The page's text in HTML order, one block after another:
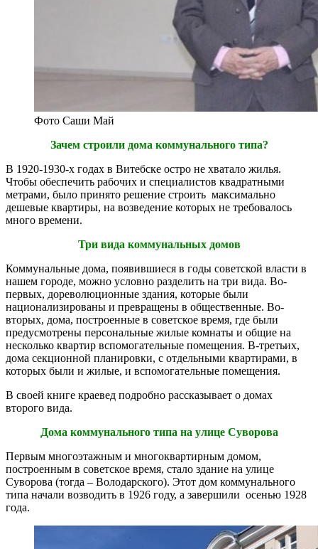
Фото Саши Май
Зачем строили дома коммунального типа?
В 1920-1930-х годах в Витебске остро не хватало жилья.
Чтобы обеспечить рабочих и специалистов квадратными
метрами, было принято решение строить максимально
дешевые квартиры, на возведение которых не требовалось
много времени.
Три вида коммунальных домов
Коммунальные дома, появившиеся в годы советской власти в
нашем городе, можно условно разделить на три вида. Во-
первых, дореволюционные здания, которые были
национализированы и превращены в общественные. Во-
вторых, дома, построенные в советское время, где были
предусмотрены персональные жилые комнаты и общие на
несколько квартир вспомогательные помещения. В-третьих,
дома секционной планировки, с отдельными квартирами, в
которых были и жилые, и вспомогательные помещения.
В своей книге краевед подробно рассказывает о домах
второго вида.
Дома коммунального типа на улице Суворова
Первым многоэтажным и многоквартирным домом,
построенным в советское время, стало здание на улице
Суворова (тогда – Володарского). Этот дом коммунального
типа начали возводить в 1926 году, а завершили осенью 1928
года.